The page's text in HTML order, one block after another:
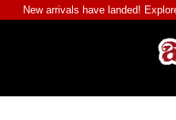
New arrivals have landed!